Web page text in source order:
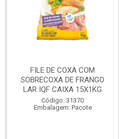
FILE DE COXA COM
SOBRECOXA DE FRANGO
LAR IQF CAIXA 15X1KG
Código: 31370
Embalagem: Pacote